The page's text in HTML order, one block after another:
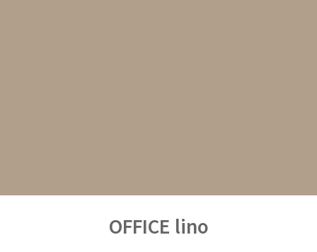
OFFICE lino